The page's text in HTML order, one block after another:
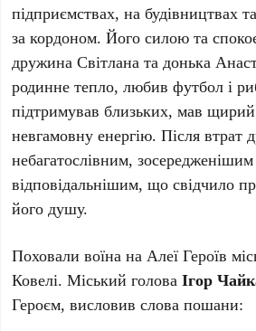
підприємствах, на будівництвах
за кордоном. Його силою та
дружина Світлана та донька
родинне тепло, любив футбол і
підтримував близьких, мав
невгамовну енергію. Після втрат
небагатослівним,
відповідальнішим, що свідчило
його душу.
Поховали воїна на Алеї Героїв
Ковелі. Міський головаІгор
Героєм, висловив слова пошани: